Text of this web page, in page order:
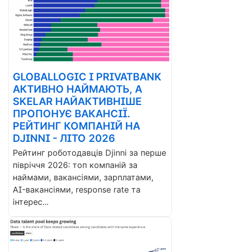
GLOBALLOGIC І PRIVATBANK
АКТИВНО НАЙМАЮТЬ, А
SKELAR НАЙАКТИВНІШЕ
ПРОПОНУЄ ВАКАНСІЇ.
РЕЙТИНГ КОМПАНІЙ НА
DJINNI - ЛІТО 2026
Рейтинг роботодавців Djinni за перше
півріччя 2026: топ компаній за
наймами, вакансіями, зарплатами,
AI-вакансіями, response rate та
інтерес...